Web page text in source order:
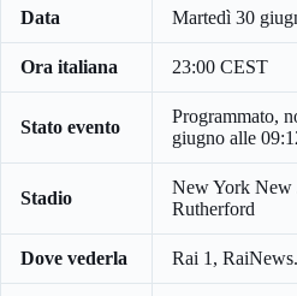
Data Martedì 30
Ora italiana 23:00 CEST
Stato evento
Programmato,
giugno alle
Stadio
New York New
Rutherford
Dove vederla Rai 1,